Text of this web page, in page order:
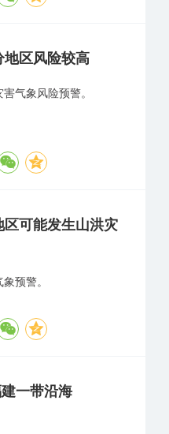
地区风险较高
气象风险预警。
可能发生山洪灾
预警。
一带沿海